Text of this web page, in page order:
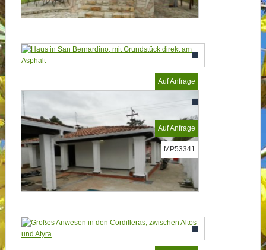
Auf Anfrage
MP53332
Auf Anfrage
MP53341